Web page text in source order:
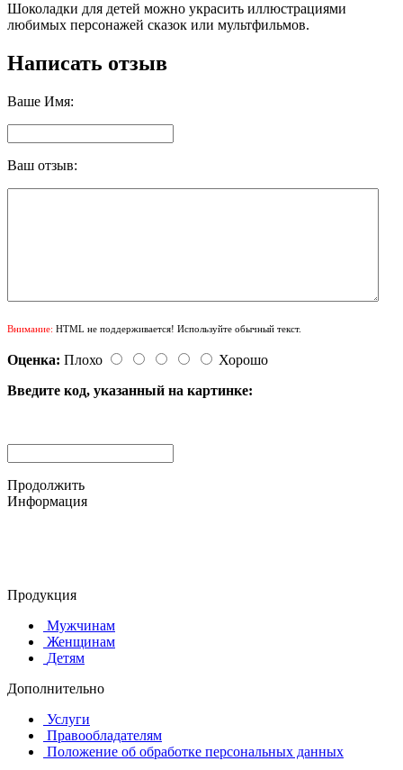
Шоколадки для детей можно украсить иллюстрациями
любимых персонажей сказок или мультфильмов.
Написать отзыв
Ваше Имя:
Ваш отзыв:
Внимание: HTML не поддерживается! Используйте обычный текст.
Оценка: Плохо
Хорошо
Введите код, указанный на картинке:
Продолжить
Информация
Продукция
Мужчинам
Женщинам
Детям
Дополнительно
Услуги
Правообладателям
Положение об обработке персональных данных